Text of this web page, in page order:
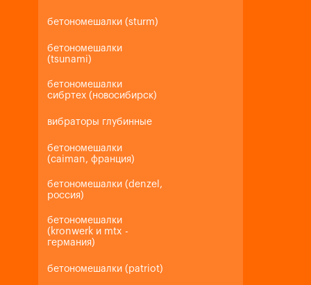
бетономешалки (sturm)
бетономешалки
(tsunami)
бетономешалки
сибртех (новосибирск)
вибраторы глубинные
бетономешалки
(caiman, франция)
бетономешалки (denzel,
россия)
бетономешалки
(kronwerk и mtx -
германия)
бетономешалки (patriot)